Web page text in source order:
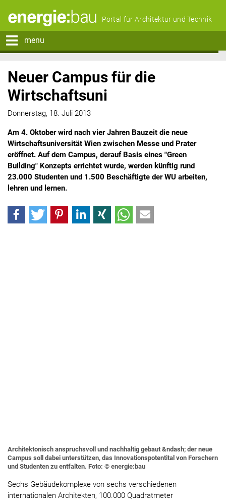
Portal für Architektur und Technik
menu
Neuer Campus für die
Wirtschaftsuni
Donnerstag, 18. Juli 2013
Am 4. Oktober wird nach vier Jahren Bauzeit die neue
Wirtschaftsuniversität Wien zwischen Messe und Prater
eröffnet. Auf dem Campus, derauf Basis eines "Green
Building" Konzepts errichtet wurde, werden künftig rund
23.000 Studenten und 1.500 Beschäftigte der WU arbeiten,
lehren und lernen.
Architektonisch anspruchsvoll und nachhaltig gebaut &ndash; der neue
Campus soll dabei unterstützen, das Innovationspotentital von Forschern
und Studenten zu entfalten. Foto: © energie:bau
Sechs Gebäudekomplexe von sechs verschiedenen
internationalen Architekten, 100.000 Quadratmeter